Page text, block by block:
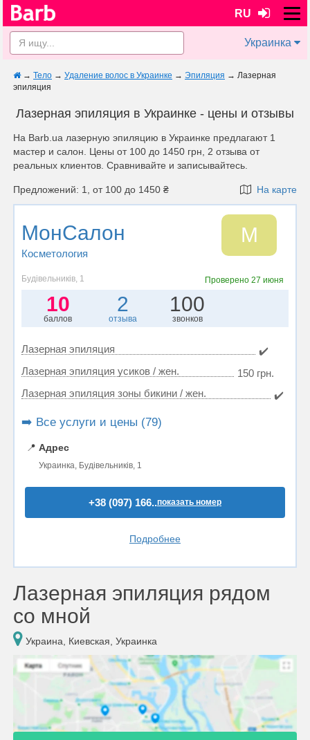
RU
Украинка
→ Тело → Удаление волос в Украинке → Эпиляция → Лазерная
эпиляция
Лазерная эпиляция в Украинке - цены и отзывы
На Barb.ua лазерную эпиляцию в Украинке предлагают 1
мастер и салон. Цены от 100 до 1450 грн, 2 отзыва от
реальных клиентов. Сравнивайте и записывайтесь.
Предложений: 1, от 100 до 1450 ₴ На карте
МонСалон
Косметология
М
Будівельників, 1 Проверено 27 июня
10
баллов
2
отзыва
100
звонков
Лазерная эпиляция
✔️
Лазерная эпиляция усиков / жен.
150 грн.
Лазерная эпиляция зоны бикини / жен.
✔️
➡️ Все услуги и цены (79)
📍 Адрес
Украинка, Будівельників, 1
+38 (097) 166..показать номер
Подробнее
Лазерная эпиляция рядом
со мной
Украина, Киевская, Украинка